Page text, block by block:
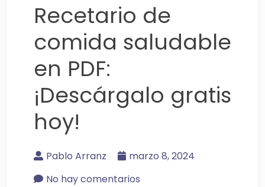
Recetario de
comida saludable
en PDF:
¡Descárgalo gratis
hoy!
Pablo Arranz
marzo 8, 2024
No hay comentarios